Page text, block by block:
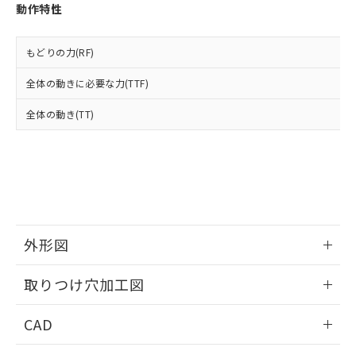
動作特性
もどりの力(RF)
全体の動きに必要な力(TTF)
全体の動き(TT)
外形図
取りつけ穴加工図
CAD
ものではありません。
また、RoHS指令のフタル酸エステル類４
荷製品に未対応品が混在することから備考
既に当社にて対応品への在庫切替を完了